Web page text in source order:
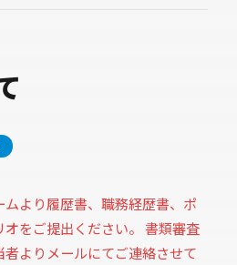
ムより履歴書、職務経歴書、ポ
オをご提出ください。 書類審査
者よりメールにてご連絡させて